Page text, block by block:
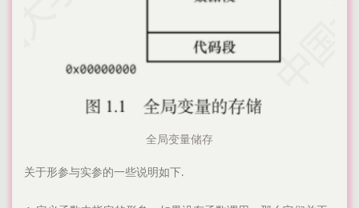
全局变量储存
关于形参与实参的一些说明如下.